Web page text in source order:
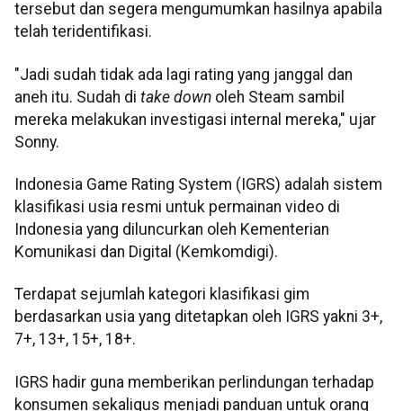
tersebut dan segera mengumumkan hasilnya apabila
telah teridentifikasi.
"Jadi sudah tidak ada lagi rating yang janggal dan
aneh itu. Sudah di take down oleh Steam sambil
mereka melakukan investigasi internal mereka," ujar
Sonny.
Indonesia Game Rating System (IGRS) adalah sistem
klasifikasi usia resmi untuk permainan video di
Indonesia yang diluncurkan oleh Kementerian
Komunikasi dan Digital (Kemkomdigi).
Terdapat sejumlah kategori klasifikasi gim
berdasarkan usia yang ditetapkan oleh IGRS yakni 3+,
7+, 13+, 15+, 18+.
IGRS hadir guna memberikan perlindungan terhadap
konsumen sekaligus menjadi panduan untuk orang